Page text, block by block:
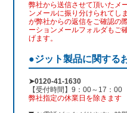
弊社から送信させて頂いたメ
ンメールに振り分けられてし
が弊社からの返信をご確認の
ーションメールフォルダもご
げます。
●ジット製品に関する
➤0120-41-1630
【受付時間】9：00～17：00
弊社指定の休業日を除きます